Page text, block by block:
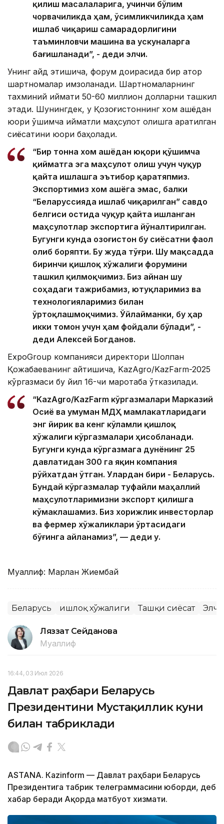
қилиш масалаларига, учинчи бўлим
чорвачиликда ҳам, ўсимликчиликда ҳам
ишлаб чиқариш самарадорлигини
таъминловчи машина ва ускуналарга
бағишланади”, - деди элчи.
Унинг қайд этишича, форум доирасида бир қатор
шартномалар имзоланади. Шартномаларнинг
тахминий қиймати 50-60 миллион долларни ташкил
этади. Шунингдек, у Қозоғистоннинг хом ашёдан
юқори қўшимча қийматли маҳсулот олишга қаратилган
сиёсатини юқори баҳолади.
“Бир тонна хом ашёдан юқори қўшимча
қийматга эга маҳсулот олиш учун чуқур
қайта ишлашга эътибор қаратяпмиз.
Экспортимиз хом ашёга эмас, балки
“Беларуссияда ишлаб чиқарилган” савдо
белгиси остида чуқур қайта ишланган
маҳсулотлар экспортига йўналтирилган.
Бугунги кунда Қозоғистон бу сиёсатни фаол
олиб боряпти. Бу жуда тўғри. Шу мақсадда
биринчи қишлоқ хўжалиги форумини
ташкил қилмоқчимиз. Биз айнан шу
соҳадаги тажрибамиз, ютуқларимиз ва
технологияларимиз билан
ўртоқлашмоқчимиз. Ўйлайманки, бу ҳар
икки томон учун ҳам фойдали бўлади”, -
деди Алексей Богданов.
ExpoGroup компанияси директори Шолпан
Қожабаеванинг айтишича, KazAgro/KazFarm-2025
кўргазмаси бу йил 16-чи маротаба ўтказилади.
“KazAgro/KazFarm кўргазмалари Марказий
Осиё ва умуман МДҲ мамлакатларидаги
энг йирик ва кенг кўламли қишлоқ
хўжалиги кўргазмалари ҳисобланади.
Бугунги кунда кўргазмага дунёнинг 25
давлатидан 300 га яқин компания
рўйхатдан ўтган. Улардан бири - Беларусь.
Бундай кўргазмалар туфайли маҳаллий
маҳсулотларимизни экспорт қилишга
кўмаклашамиз. Биз хорижлик инвесторлар
ва фермер хўжаликлари ўртасидаги
бўғинга айланамиз”, — деди у.
Муаллиф: Марлан Жиембай
Беларусь Қишлоқ хўжалиги Ташқи сиёсат Элчи
Ляззат Сейданова
Муаллиф
16:44, 03 Июл 2026
Давлат раҳбари Беларусь
Президентини Мустақиллик куни
билан табриклади
ASTANА. Кazinform — Давлат раҳбари Беларусь
Президентига табрик телеграммасини юборди, деб
хабар беради Ақорда матбуот хизмати.